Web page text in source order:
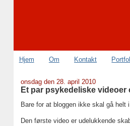
Hjem Om Kontakt
onsdag den 28. april 2010
Et par psykedeliske videoer
Bare for at bloggen ikke skal gå
Den første video er udelukkende